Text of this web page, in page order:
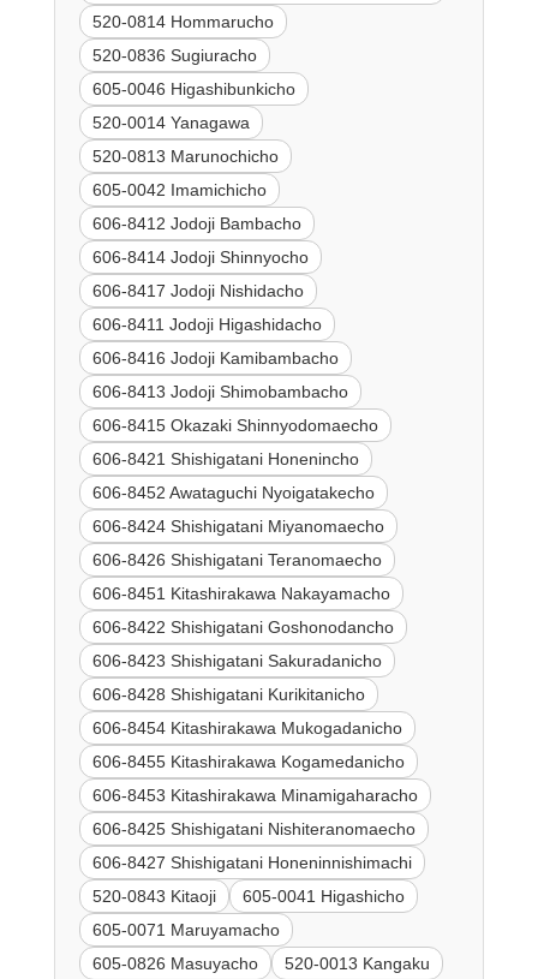
520-0814 Hommarucho
520-0836 Sugiuracho
605-0046 Higashibunkicho
520-0014 Yanagawa
520-0813 Marunochicho
605-0042 Imamichicho
606-8412 Jodoji Bambacho
606-8414 Jodoji Shinnyocho
606-8417 Jodoji Nishidacho
606-8411 Jodoji Higashidacho
606-8416 Jodoji Kamibambacho
606-8413 Jodoji Shimobambacho
606-8415 Okazaki Shinnyodomaecho
606-8421 Shishigatani Honenincho
606-8452 Awataguchi Nyoigatakecho
606-8424 Shishigatani Miyanomaecho
606-8426 Shishigatani Teranomaecho
606-8451 Kitashirakawa Nakayamacho
606-8422 Shishigatani Goshonodancho
606-8423 Shishigatani Sakuradanicho
606-8428 Shishigatani Kurikitanicho
606-8454 Kitashirakawa Mukogadanicho
606-8455 Kitashirakawa Kogamedanicho
606-8453 Kitashirakawa Minamigaharacho
606-8425 Shishigatani Nishiteranomaecho
606-8427 Shishigatani Honeninnishimachi
520-0843 Kitaoji
605-0041 Higashicho
605-0071 Maruyamacho
605-0826 Masuyacho
520-0013 Kangaku